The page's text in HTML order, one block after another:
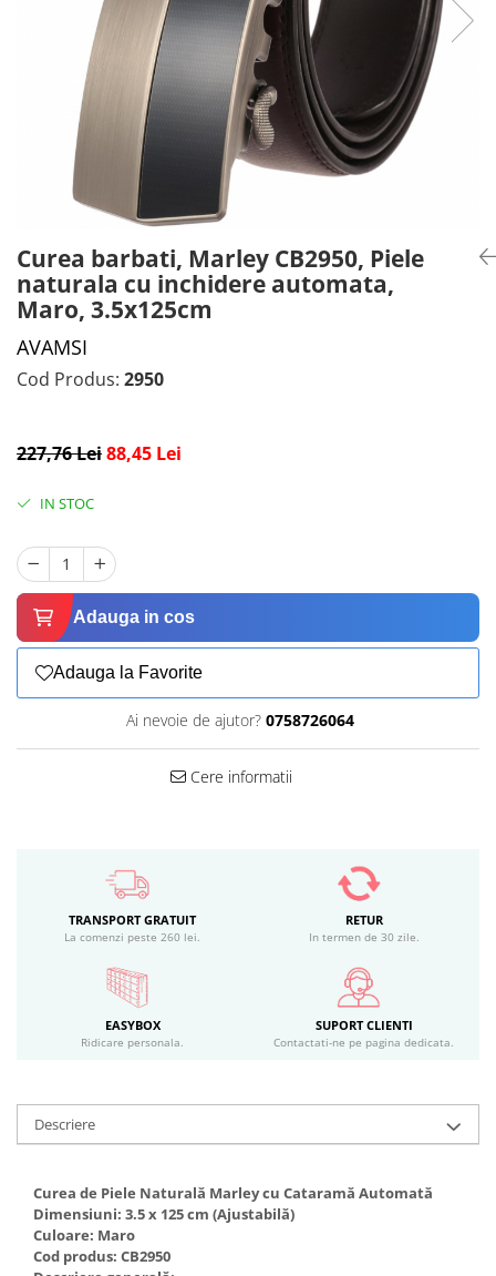
CADOU NAȘI
BRATARI DAMĂ
PORTOFELE DAMĂ
GENTI DAMĂ
RUCSACURI DAMĂ
CURELE DAMĂ
Curea barbati, Marley CB2950, Piele
naturala cu inchidere automata,
Maro, 3.5x125cm
AVAMSI
Cod Produs: 2950
227,76 Lei88,45 Lei
IN STOC
Adauga in cos
Adauga la Favorite
Ai nevoie de ajutor? 0758726064
Cere informatii
TRANSPORT GRATUIT
La comenzi peste 260 lei.
RETUR
In termen de 30 zile.
EASYBOX
Ridicare personala.
SUPORT CLIENTI
Contactati-ne pe pagina dedicata.
Descriere
Curea de Piele Naturală Marley cu Cataramă Automată
Dimensiuni: 3.5 x 125 cm (Ajustabilă)
Culoare: Maro
Cod produs: CB2950